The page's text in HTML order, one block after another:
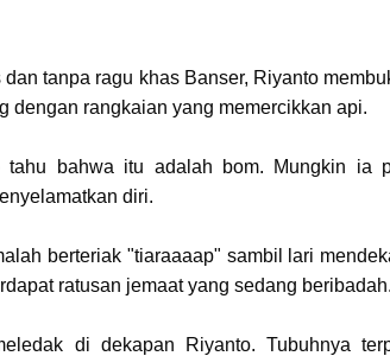
tanpa ragu khas Banser, Riyanto
dengan rangkaian yang memercikkan api.
tahu bahwa itu adalah bom. Mungkin ia
diri.
berteriak "tiaraaaap" sambil lari
ratusan jemaat yang sedang beribadah.
di dekapan Riyanto. Tubuhnya